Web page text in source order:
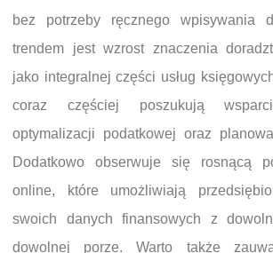
bez potrzeby ręcznego wpisywania
trendem jest wzrost znaczenia
jako integralnej części usług
coraz częściej poszukują
optymalizacji podatkowej oraz
Dodatkowo obserwuje się rosnącą
online, które umożliwiają
swoich danych finansowych z
dowolnej porze. Warto także